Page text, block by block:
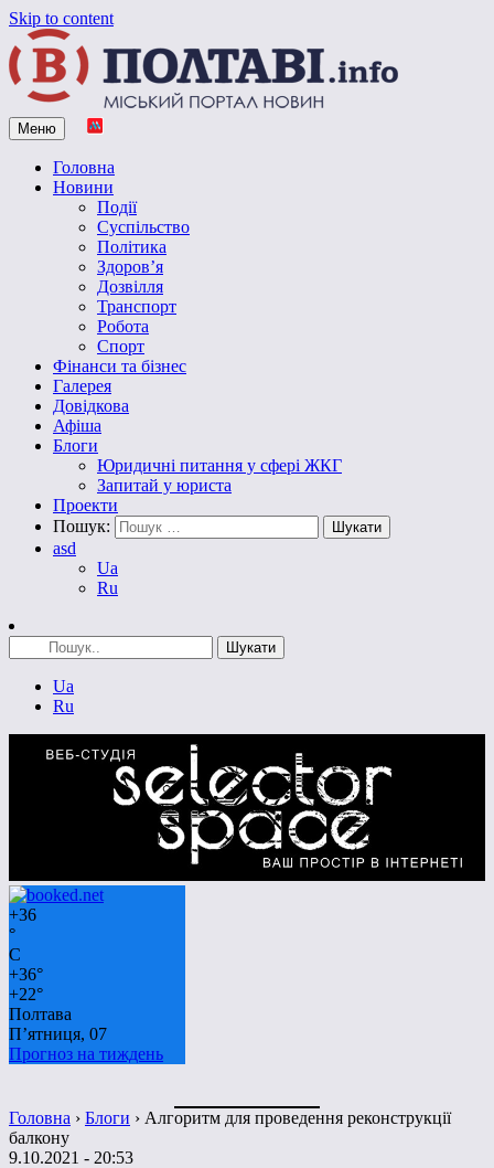
Skip to content
Vpoltave.info
Полтавський портал новин
Меню
Головна
Новини
Події
Суспільство
Політика
Здоров’я
Дозвілля
Транспорт
Робота
Спорт
Фінанси та бізнес
Галерея
Довідкова
Афіша
Блоги
Юридичні питання у сфері ЖКГ
Запитай у юриста
Проекти
Пошук:
asd
Ua
Ru
Ua
Ru
+36
°
C
+36°
+22°
Полтава
П’ятниця, 07
Прогноз на тиждень
Головна › Блоги › Алгоритм для проведення реконструкції
балкону
9.10.2021 - 20:53